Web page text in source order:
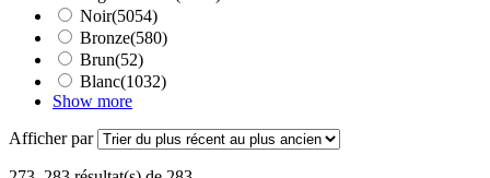
Noir(5054)
Bronze(580)
Brun(52)
Blanc(1032)
Show more
Afficher par